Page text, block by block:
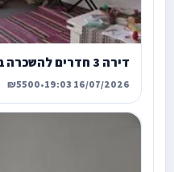
דירה 3 חדרים להשכרה ברמת גן, הגלגל, הלל
16/07/2026 19:03
•
₪5500